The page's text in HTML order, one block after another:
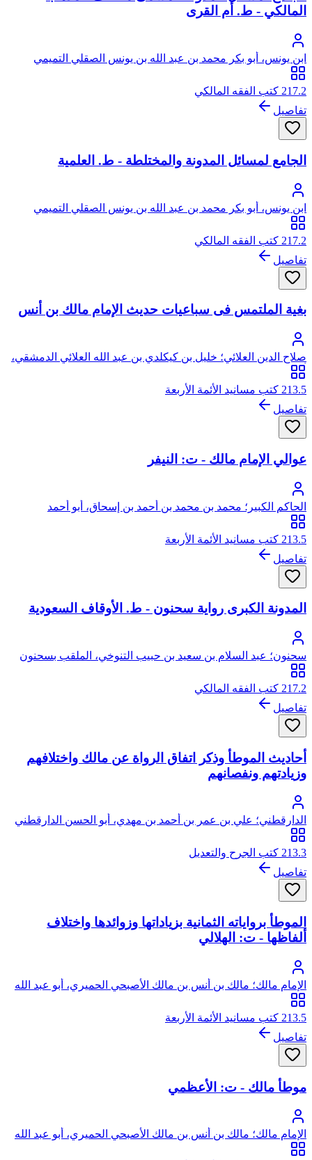
المالكي - ط. أم القرى
ابن يونس، أبو بكر محمد بن عبد الله بن يونس الصقلي التميمي
217.2 كتب الفقه المالكي
تفاصيل
الجامع لمسائل المدونة والمختلطة - ط. العلمية
ابن يونس، أبو بكر محمد بن عبد الله بن يونس الصقلي التميمي
217.2 كتب الفقه المالكي
تفاصيل
بغية الملتمس فى سباعيات حديث الإمام مالك بن أنس
صلاح الدين العلائي؛ خليل بن كيكلدي بن عبد الله العلائي الدمشقي،
أبو سعيد، صلاح الدين
213.5 كتب مسانيد الأئمة الأربعة
تفاصيل
عوالي الإمام مالك - ت: النيفر
الحاكم الكبير؛ محمد بن محمد بن أحمد بن إسحاق، أبو أحمد
النيسابورى الكرابيسي، ويعرف بالحاكم الكبير
213.5 كتب مسانيد الأئمة الأربعة
تفاصيل
المدونة الكبرى رواية سحنون - ط. الأوقاف السعودية
سحنون؛ عبد السلام بن سعيد بن حبيب التنوخي، الملقب بسحنون
217.2 كتب الفقه المالكي
تفاصيل
أحاديث الموطأ وذكر اتفاق الرواة عن مالك واختلافهم
وزيادتهم ونفصانهم
الدارقطني؛ علي بن عمر بن أحمد بن مهدي، أبو الحسن الدارقطني
الشافعي
213.3 كتب الجرح والتعديل
تفاصيل
الموطأ برواياته الثمانية بزياداتها وزوائدها واختلاف
ألفاظها - ت: الهلالي
الإمام مالك؛ مالك بن أنس بن مالك الأصبحي الحميري، أبو عبد الله
213.5 كتب مسانيد الأئمة الأربعة
تفاصيل
موطأ مالك - ت: الأعظمي
الإمام مالك؛ مالك بن أنس بن مالك الأصبحي الحميري، أبو عبد الله